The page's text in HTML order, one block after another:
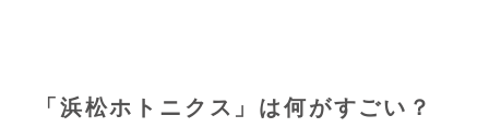
「浜松ホトニクス」は何がすごい？